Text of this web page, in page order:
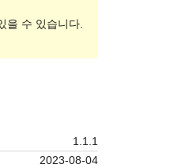
을 수 있습니다.
1.1.1
2023-08-04